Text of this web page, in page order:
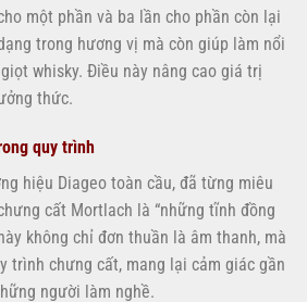
một phần và ba lần cho phần còn lại
trong hương vị mà còn giúp làm nổi
whisky. Điều này nâng cao giá trị
thức.
quy trình
hiệu Diageo toàn cầu, đã từng miêu
cất Mortlach là “những tĩnh đồng
không chỉ đơn thuần là âm thanh, mà
trình chưng cất, mang lại cảm giác gần
người làm nghề.